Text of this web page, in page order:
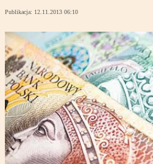
Publikacja: 12.11.2013 06:10